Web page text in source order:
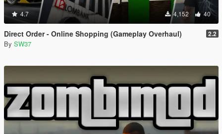
4.7 4,152 40
Direct Order - Online Shopping (Gameplay Overhaul) 2.2
By SW37